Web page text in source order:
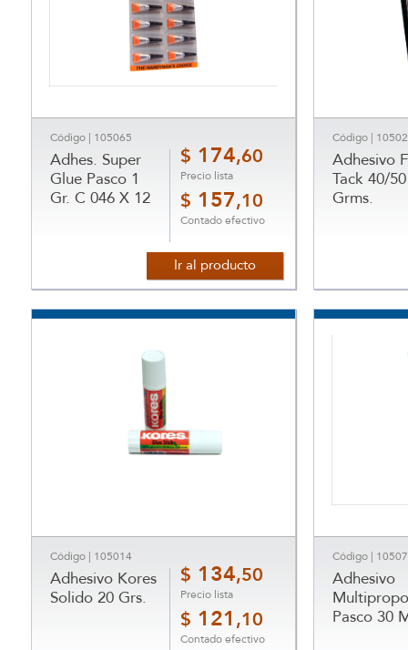
Código | 105065
Adhes. Super
Glue Pasco 1
Gr. C 046 X 12
$ 174,60
Precio lista
$ 157,10
Contado efectivo
Ir al producto
Código |
Adhesivo
Tack 40/50
Grms.
Código | 105014
Adhesivo Kores
Solido 20 Grs.
$ 134,50
Precio lista
$ 121 ,10
Contado efectivo
Código |
Adhesivo
Pasco 30